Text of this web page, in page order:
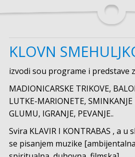
KLOVN
izvodi sou programe i predstave
MADIONICARSKE TRIKOVE,
LUTKE-MARIONETE, SMINKANJE
GLUMU, IGRANJE, PEVANJE..
Svira KLAVIR I KONTRABAS , a
se pisanjem muzike